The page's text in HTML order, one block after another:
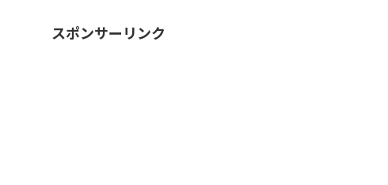
スポンサーリンク